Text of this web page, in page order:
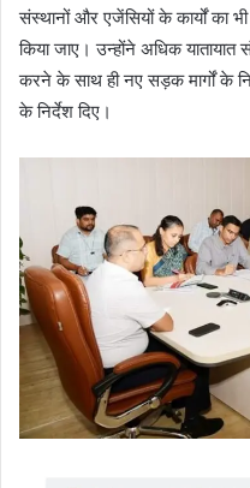
संस्थानों और एजेंसियों के कार्यों का
किया जाए। उन्होंने अधिक यातायात
करने के साथ ही नए सड़क मार्गों के
के निर्देश दिए।